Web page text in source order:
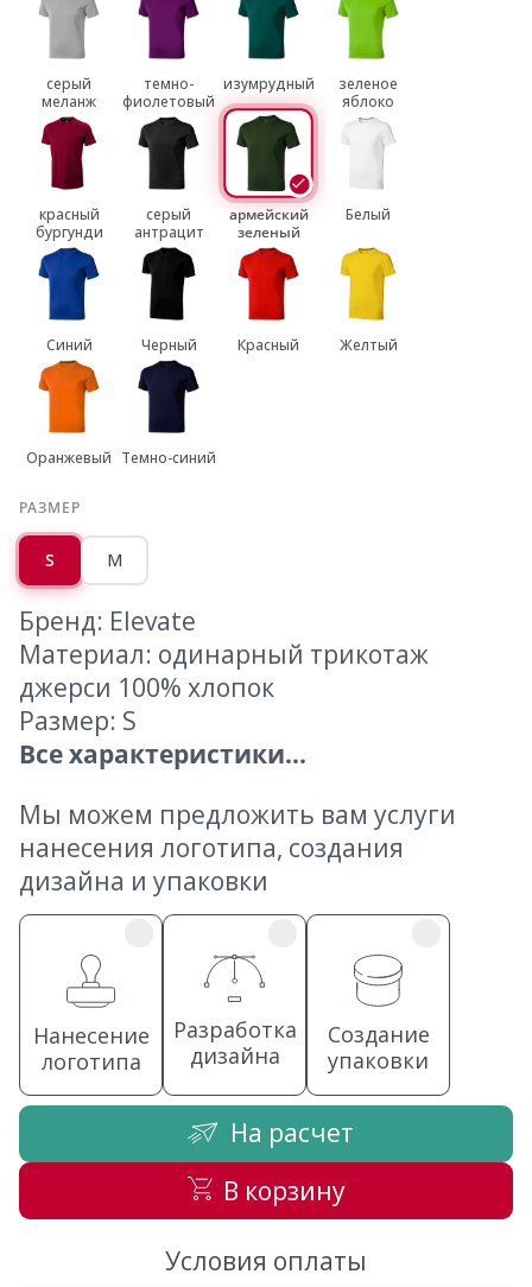
серый
меланж
темно-
фиолетовый
изумрудный
зеленое
яблоко
красный
бургунди
серый
антрацит
армейский
зеленый
Белый
Синий Черный Красный Желтый
Оранжевый Темно-синий
РАЗМЕР
S M
Бренд: Elevate
Материал: одинарный трикотаж
джерси 100% хлопок
Размер: S
Все характеристики...
Мы можем предложить вам услуги
нанесения логотипа, создания
дизайна и упаковки
Нанесение
логотипа
Разработка
дизайна
Создание
упаковки
На расчет
В корзину
Условия оплаты